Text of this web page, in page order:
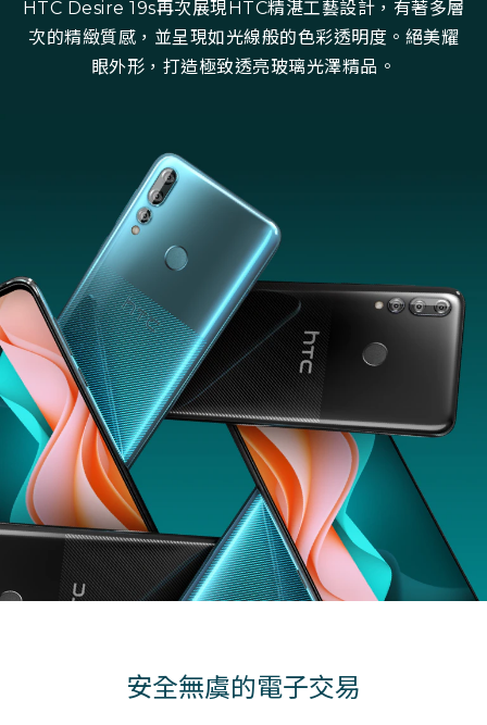
HTC Desire 19s再次展現HTC精湛工藝設計，有著多層
次的精緻質感，並呈現如光線般的色彩透明度。絕美耀
眼外形，打造極致透亮玻璃光澤精品。
安全無虞的電子交易